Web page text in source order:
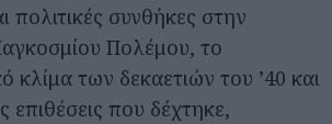
πολιτικές συνθήκες στην
Πολέμου, το
κλίμα των δεκαετιών του ’40 και
επιθέσεις που δέχτηκε,